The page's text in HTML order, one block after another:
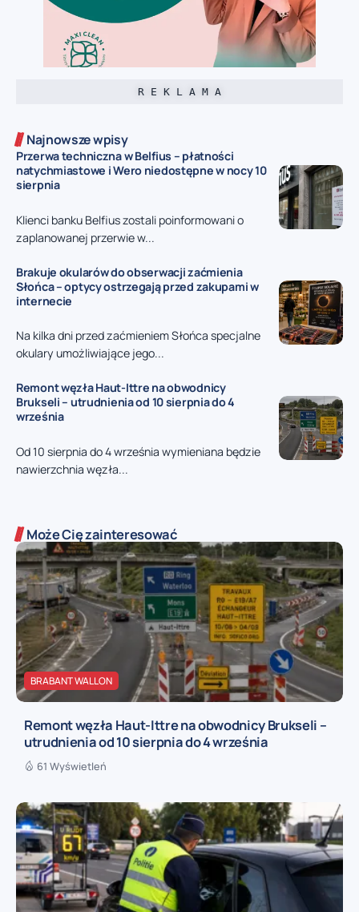
R E K L A M A
Najnowsze wpisy
Przerwa techniczna w Belfius – płatności
natychmiastowe i Wero niedostępne w nocy 10
sierpnia
Klienci banku Belfius zostali poinformowani o
zaplanowanej przerwie w...
Brakuje okularów do obserwacji zaćmienia
Słońca – optycy ostrzegają przed zakupami w
internecie
Na kilka dni przed zaćmieniem Słońca specjalne
okulary umożliwiające jego...
Remont węzła Haut-Ittre na obwodnicy
Brukseli – utrudnienia od 10 sierpnia do 4
września
Od 10 sierpnia do 4 września wymieniana będzie
nawierzchnia węzła...
Może Cię zainteresować
BRABANT WALLON
Remont węzła Haut-Ittre na obwodnicy Brukseli –
utrudnienia od 10 sierpnia do 4 września
61 Wyświetleń